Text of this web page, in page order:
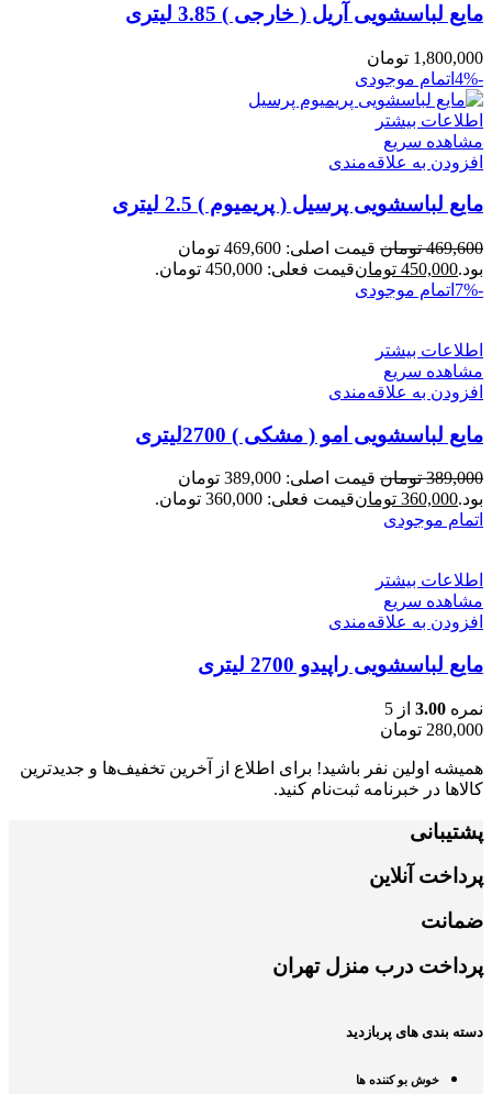
مایع لباسشویی آریل ( خارجی ) 3.85 لیتری
1,800,000 تومان
-4%
اتمام موجودی
اطلاعات بیشتر
مشاهده سریع
افزودن به علاقه‌مندی
مایع لباسشویی پرسیل ( پریمیوم ) 2.5 لیتری
469,600 تومان
قیمت اصلی: 469,600 تومان
بود.450,000 تومانقیمت فعلی: 450,000 تومان.
-7%
اتمام موجودی
اطلاعات بیشتر
مشاهده سریع
افزودن به علاقه‌مندی
مایع لباسشویی امو ( مشکی ) 2700لیتری
389,000 تومان
قیمت اصلی: 389,000 تومان
بود.360,000 تومانقیمت فعلی: 360,000 تومان.
اتمام موجودی
اطلاعات بیشتر
مشاهده سریع
افزودن به علاقه‌مندی
مایع لباسشویی راپیدو 2700 لیتری
نمره 3.00 از 5
280,000 تومان
همیشه اولین نفر باشید! برای اطلاع از آخرین تخفیف‌ها و جدیدترین
کالاها در خبرنامه ثبت‌نام کنید.
پشتیبانی
پرداخت آنلاین
ضمانت
پرداخت درب منزل تهران
دسته بندی های پربازدید
خوش بو کننده ها